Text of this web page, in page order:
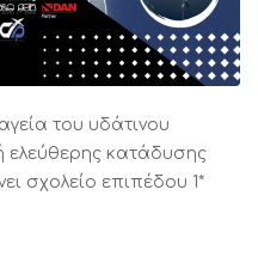
του υδάτινου
ελεύθερης κατάδυσης
σχολείο επιπέδου 1*